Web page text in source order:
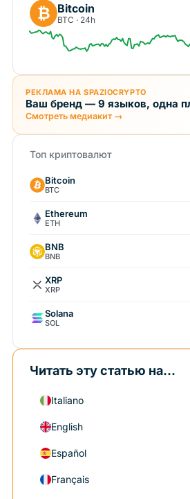
₿ Bitcoin
BTC · 24h
РЕКЛАМА НА SPAZIOCRYPTO
Ваш бренд — 9 языков, одна
Смотреть медиакит →
Топ криптовалют
Bitcoin
BTC
Ethereum
ETH
BNB
BNB
XRP
XRP
Solana
SOL
Читать эту статью на...
Italiano
English
Español
Français